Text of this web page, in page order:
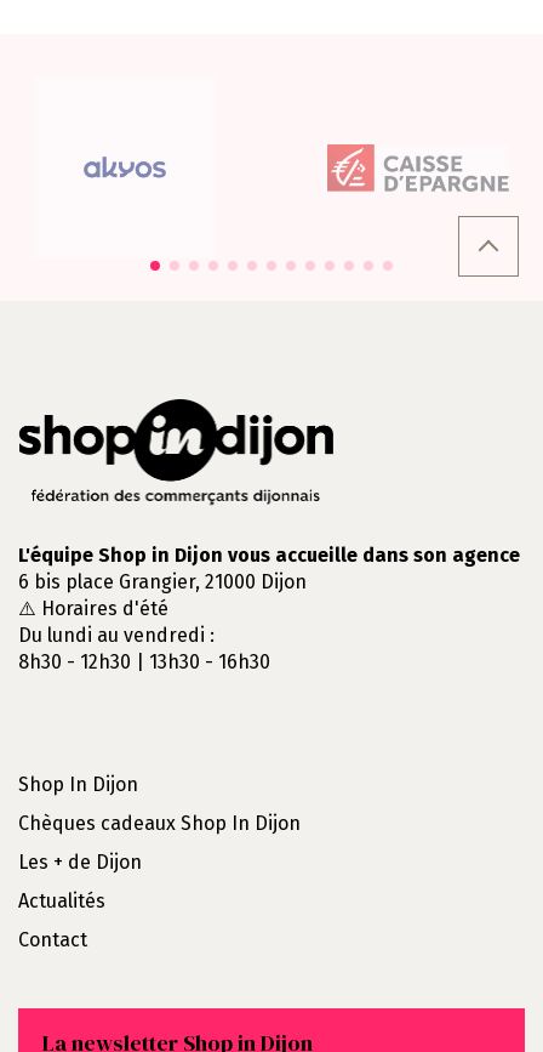
L'équipe Shop in Dijon vous accueille dans son agence
6 bis place Grangier, 21000 Dijon
⚠️ Horaires d'été
Du lundi au vendredi :
8h30 - 12h30 | 13h30 - 16h30
Shop In Dijon
Chèques cadeaux Shop In Dijon
Les + de Dijon
Actualités
Contact
La newsletter Shop in Dijon